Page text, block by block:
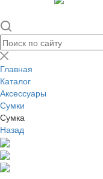
Главная
Каталог
Аксессуары
Сумки
Сумка
Назад